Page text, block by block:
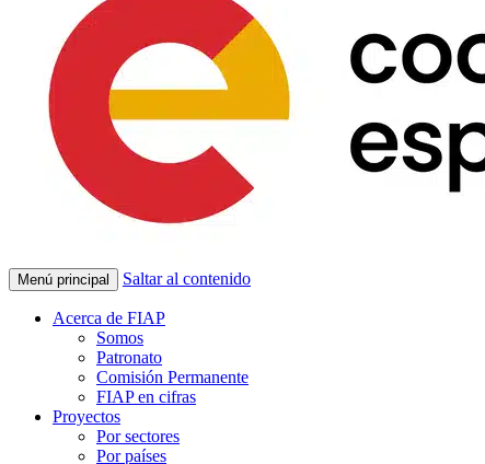
Menú principal Saltar al contenido
Acerca de FIAP
Somos
Patronato
Comisión Permanente
FIAP en cifras
Proyectos
Por sectores
Por países